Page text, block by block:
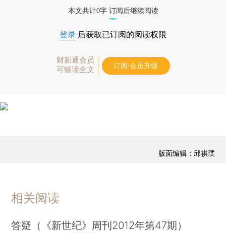
本文共计0字 订阅后继续阅读
登录 后获取已订阅的阅读权限
财新通会员
可畅读全文
订阅/会员升级
版面编辑：邱祺璞
相关阅读
答疑（《新世纪》周刊2012年第47期）